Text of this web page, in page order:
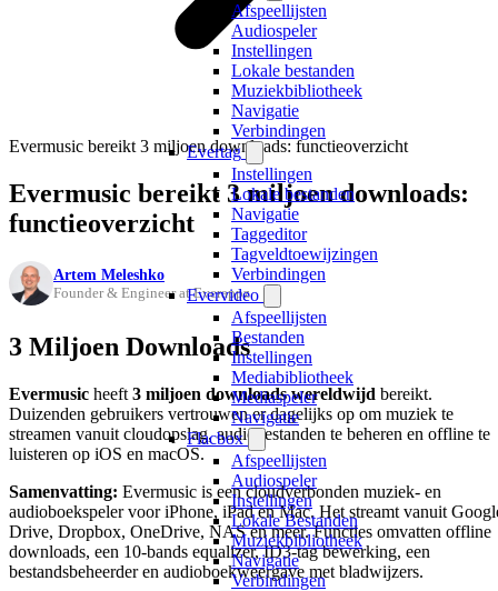
Afspeellijsten
Audiospeler
Instellingen
Lokale bestanden
Muziekbibliotheek
Navigatie
Verbindingen
Evertag
Instellingen
Lokale bestanden
Navigatie
Taggeditor
Tagveldtoewijzingen
Verbindingen
Evervideo
Afspeellijsten
Bestanden
Instellingen
Mediabibliotheek
Mediaspeler
Navigatie
Flacbox
Afspeellijsten
Audiospeler
Instellingen
Lokale Bestanden
Muziekbibliotheek
Navigatie
Verbindingen
Evermusic bereikt 3 miljoen downloads: functieoverzicht
Evermusic bereikt 3 miljoen downloads:
functieoverzicht
Artem Meleshko
Founder & Engineer at Everappz
3 Miljoen Downloads
Evermusic heeft 3 miljoen downloads wereldwijd bereikt.
Duizenden gebruikers vertrouwen er dagelijks op om muziek te
streamen vanuit cloudopslag, audiobestanden te beheren en offline te
luisteren op iOS en macOS.
Samenvatting: Evermusic is een cloudverbonden muziek- en
audioboekspeler voor iPhone, iPad en Mac. Het streamt vanuit
Drive, Dropbox, OneDrive, NAS en meer. Functies omvatten offline
downloads, een 10-bands equalizer, ID3-tag bewerking, een
bestandsbeheerder en audioboekweergave met bladwijzers.